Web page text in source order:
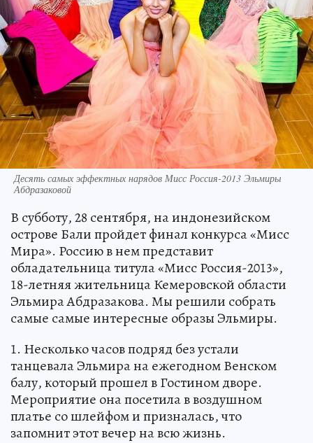
Десять самых эффектных нарядов Мисс Россия-2013 Эльмиры
Абдразаковой
В субботу, 28 сентября, на индонезийском
острове Бали пройдет финал конкурса «Мисс
Мира». Россию в нем представит
обладательница титула «Мисс Россия-2013»,
18-летняя жительница Кемеровской области
Эльмира Абдразакова. Мы решили собрать
самые самые интересные образы Эльмиры.
1. Несколько часов подряд без устали
танцевала Эльмира на ежегодном Венском
балу, который прошел в Гостином дворе.
Мероприятие она посетила в воздушном
платье со шлейфом и призналась, что
запомнит этот вечер на всю жизнь.